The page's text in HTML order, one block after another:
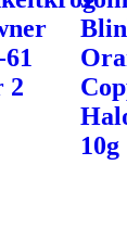
61
2
10g